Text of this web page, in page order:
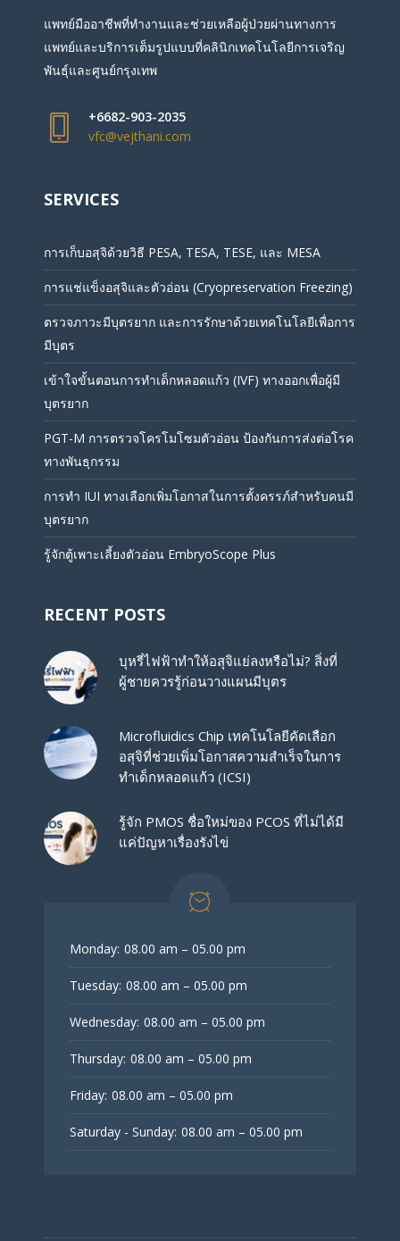
แพทย์มืออาชีพที่ทำงานและช่วยเหลือผู้ป่วยผ่านทางการ
แพทย์และบริการเต็มรูปแบบที่คลินิกเทคโนโลยีการเจริญ
พันธุ์และศูนย์กรุงเทพ
+6682-903-2035
vfc@vejthani.com
SERVICES
การเก็บอสุจิด้วยวิธี PESA, TESA, TESE, และ MESA
การแช่แข็งอสุจิและตัวอ่อน (Cryopreservation Freezing)
ตรวจภาวะมีบุตรยาก และการรักษาด้วยเทคโนโลยีเพื่อการ
มีบุตร
เข้าใจขั้นตอนการทำเด็กหลอดแก้ว (IVF) ทางออกเพื่อผู้มี
บุตรยาก
PGT-M การตรวจโครโมโซมตัวอ่อน ป้องกันการส่งต่อโรค
ทางพันธุกรรม
การทำ IUI ทางเลือกเพิ่มโอกาสในการตั้งครรภ์สำหรับคนมี
บุตรยาก
รู้จักตู้เพาะเลี้ยงตัวอ่อน EmbryoScope Plus
RECENT POSTS
บุหรี่ไฟฟ้าทำให้อสุจิแย่ลงหรือไม่? สิ่งที่
ผู้ชายควรรู้ก่อนวางแผนมีบุตร
Microfluidics Chip เทคโนโลยีคัดเลือก
อสุจิที่ช่วยเพิ่มโอกาสความสำเร็จในการ
ทำเด็กหลอดแก้ว (ICSI)
รู้จัก PMOS ชื่อใหม่ของ PCOS ที่ไม่ได้มี
แค่ปัญหาเรื่องรังไข่
Monday: 08.00 am – 05.00 pm
Tuesday: 08.00 am – 05.00 pm
Wednesday: 08.00 am – 05.00 pm
Thursday: 08.00 am – 05.00 pm
Friday: 08.00 am – 05.00 pm
Saturday - Sunday: 08.00 am – 05.00 pm